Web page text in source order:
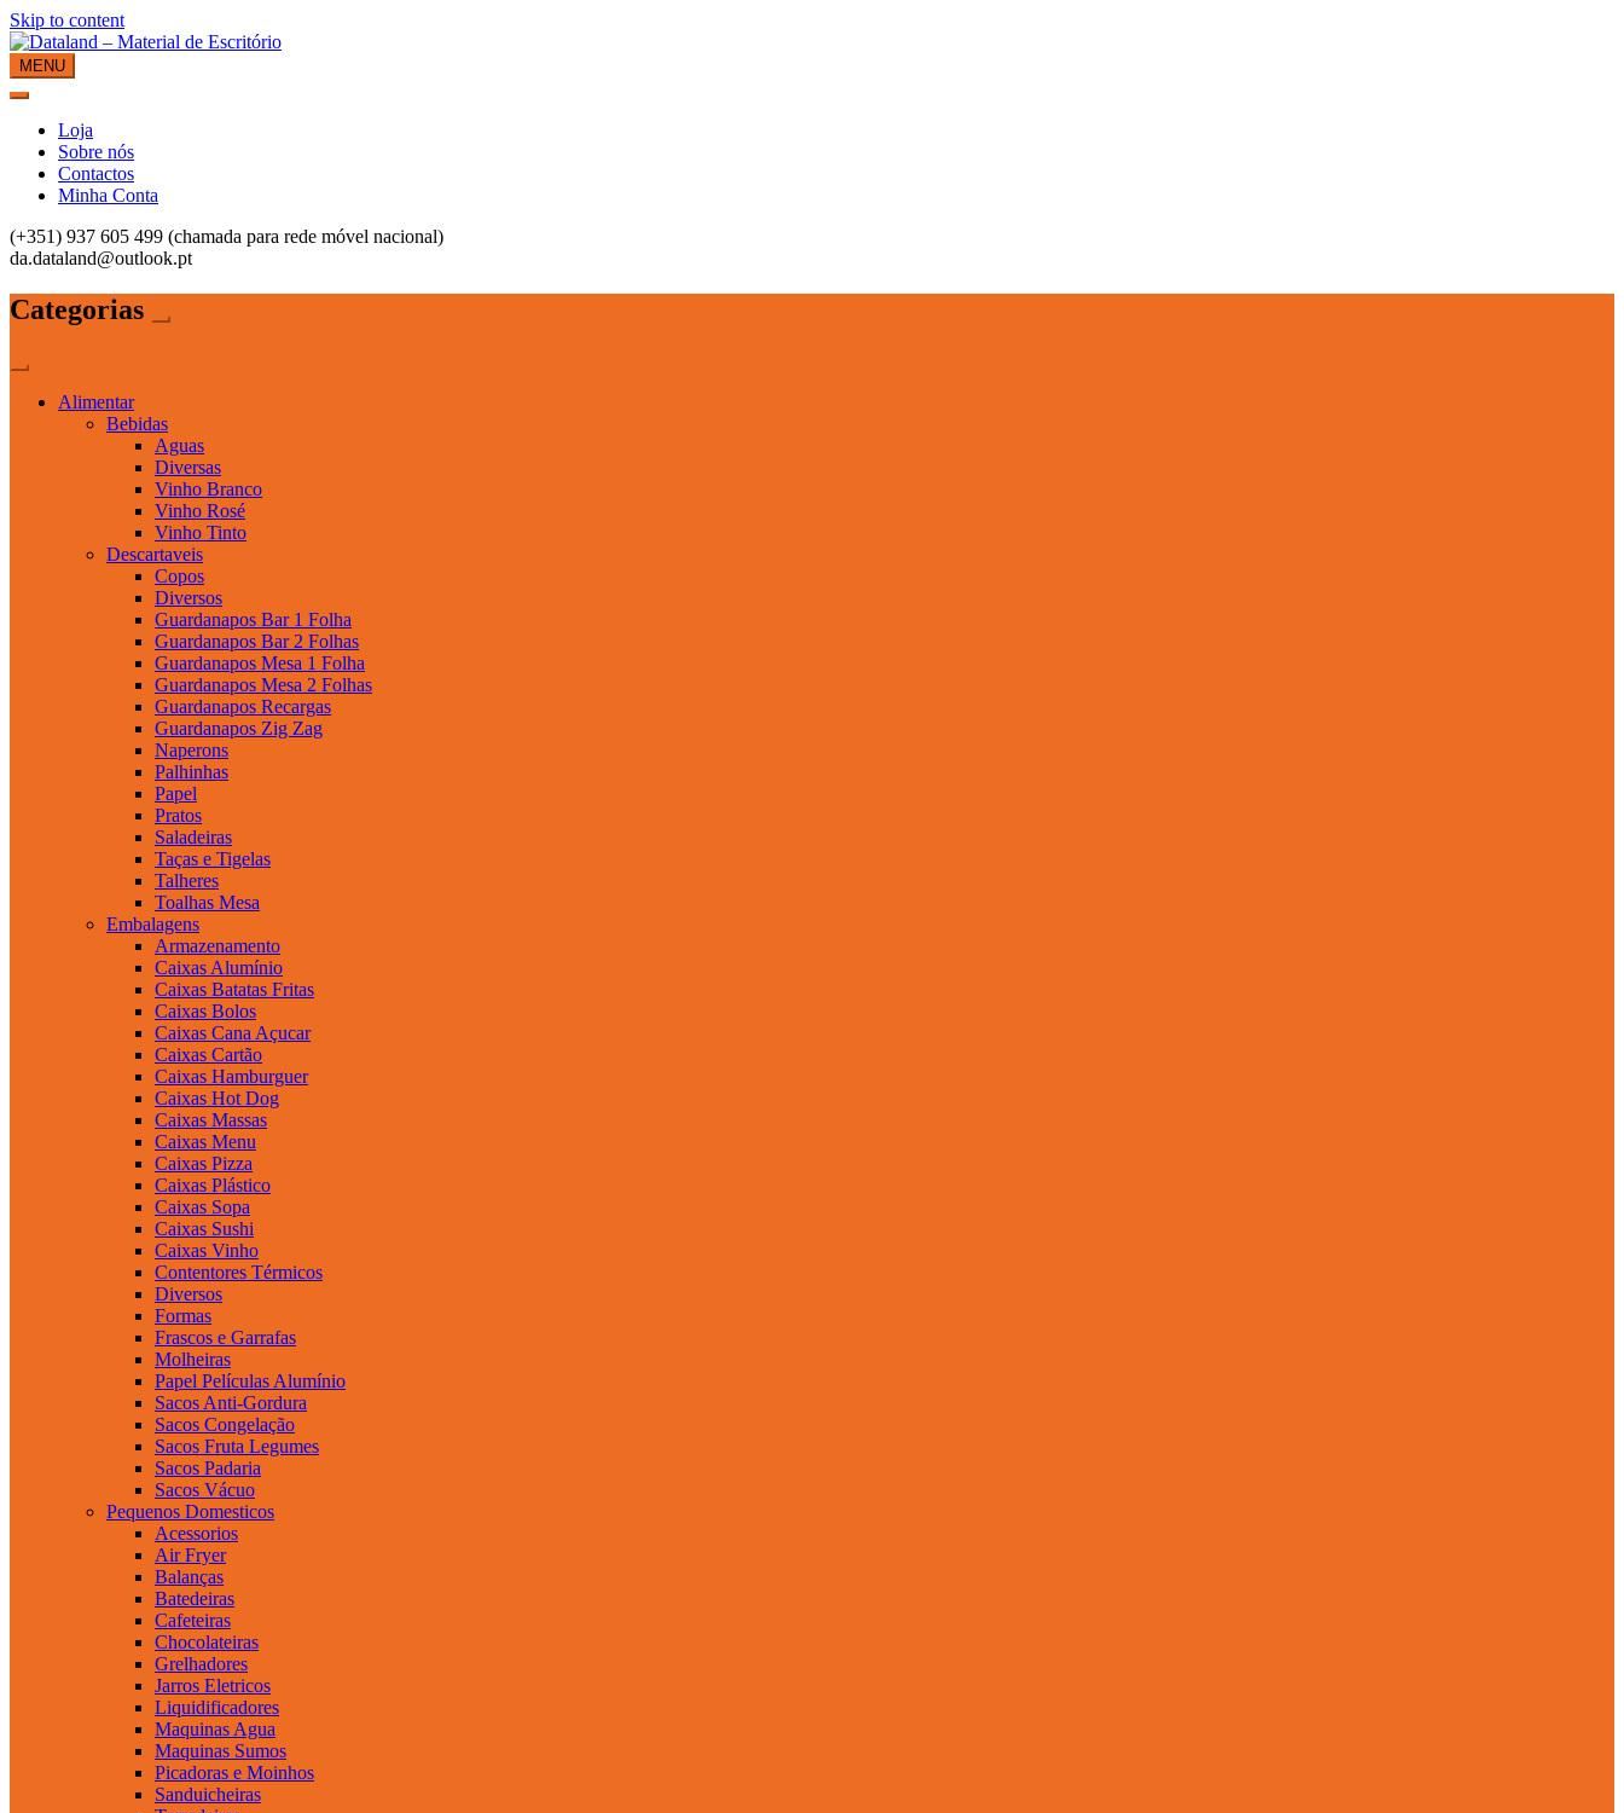
Skip to content
Dataland – Material de Escritório
Material de Escritório
MENU
Loja
Sobre nós
Contactos
Minha Conta
(+351) 937 605 499 (chamada para rede móvel nacional)
da.dataland@outlook.pt
Categorias
Alimentar
Bebidas
Aguas
Diversas
Vinho Branco
Vinho Rosé
Vinho Tinto
Descartaveis
Copos
Diversos
Guardanapos Bar 1 Folha
Guardanapos Bar 2 Folhas
Guardanapos Mesa 1 Folha
Guardanapos Mesa 2 Folhas
Guardanapos Recargas
Guardanapos Zig Zag
Naperons
Palhinhas
Papel
Pratos
Saladeiras
Taças e Tigelas
Talheres
Toalhas Mesa
Embalagens
Armazenamento
Caixas Alumínio
Caixas Batatas Fritas
Caixas Bolos
Caixas Cana Açucar
Caixas Cartão
Caixas Hamburguer
Caixas Hot Dog
Caixas Massas
Caixas Menu
Caixas Pizza
Caixas Plástico
Caixas Sopa
Caixas Sushi
Caixas Vinho
Contentores Térmicos
Diversos
Formas
Frascos e Garrafas
Molheiras
Papel Películas Alumínio
Sacos Anti-Gordura
Sacos Congelação
Sacos Fruta Legumes
Sacos Padaria
Sacos Vácuo
Pequenos Domesticos
Acessorios
Air Fryer
Balanças
Batedeiras
Cafeteiras
Chocolateiras
Grelhadores
Jarros Eletricos
Liquidificadores
Maquinas Agua
Maquinas Sumos
Picadoras e Moinhos
Sanduicheiras